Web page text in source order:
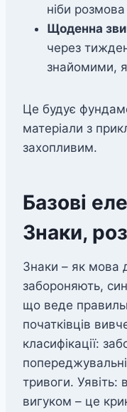
ніби
Щоденна
через
знайомими,
Це будує
матеріали з
захопливим.
Базові
Знаки,
Знаки – як мова
забороняють,
що веде
початківців
класифікації:
тривоги. Уявіть:
вигуком – це